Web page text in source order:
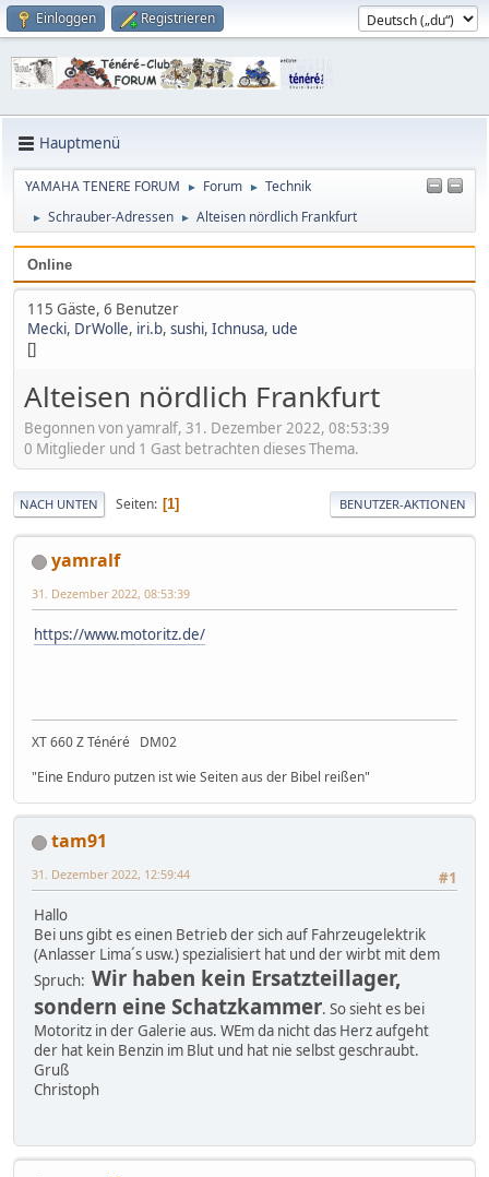
Einloggen Registrieren
Hauptmenü
YAMAHA TENERE FORUM ► Forum ► Technik
► Schrauber-Adressen ► Alteisen nördlich Frankfurt
Online
115 Gäste, 6 Benutzer
Mecki, DrWolle, iri.b, sushi, Ichnusa, ude
[]
Alteisen nördlich Frankfurt
Begonnen von yamralf, 31. Dezember 2022, 08:53:39
0 Mitglieder und 1 Gast betrachten dieses Thema.
NACH UNTEN Seiten 1 BENUTZER-AKTIONEN
yamralf
31. Dezember 2022, 08:53:39
https://www.motoritz.de/
XT 660 Z Ténéré DM02
"Eine Enduro putzen ist wie Seiten aus der Bibel reißen"
tam91
#1
31. Dezember 2022, 12:59:44
Hallo
Bei uns gibt es einen Betrieb der sich auf Fahrzeugelektrik
(Anlasser Lima´s usw.) spezialisiert hat und der wirbt mit dem
Spruch: Wir haben kein Ersatzteillager,
sondern eine Schatzkammer. So sieht es bei
Motoritz in der Galerie aus. WEm da nicht das Herz aufgeht
der hat kein Benzin im Blut und hat nie selbst geschraubt.
Gruß
Christoph